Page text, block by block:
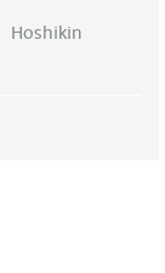
Hoshikin